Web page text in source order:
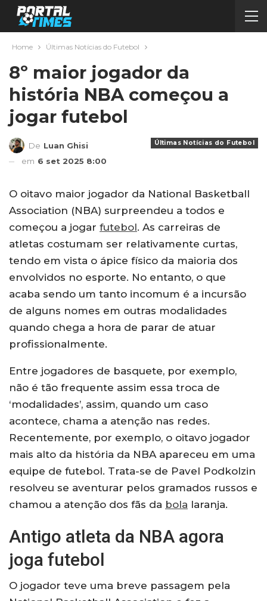
Home Últimas Notícias do Futebol
8º maior jogador da
história NBA começou a
jogar futebol
Últimas Notícias do Futebol
De Luan Ghisi
em 6 set 2025 8:00
O oitavo maior jogador da National Basketball
Association (NBA) surpreendeu a todos e
começou a jogar futebol. As carreiras de
atletas costumam ser relativamente curtas,
tendo em vista o ápice físico da maioria dos
envolvidos no esporte. No entanto, o que
acaba sendo um tanto incomum é a incursão
de alguns nomes em outras modalidades
quando chega a hora de parar de atuar
profissionalmente.
Entre jogadores de basquete, por exemplo,
não é tão frequente assim essa troca de
‘modalidades’, assim, quando um caso
acontece, chama a atenção nas redes.
Recentemente, por exemplo, o oitavo jogador
mais alto da história da NBA apareceu em uma
equipe de futebol. Trata-se de Pavel Podkolzin
resolveu se aventurar pelos gramados russos e
chamou a atenção dos fãs da bola laranja.
Antigo atleta da NBA agora
joga futebol
O jogador teve uma breve passagem pela